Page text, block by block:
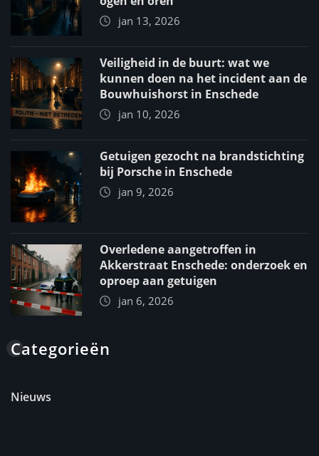
jan 13, 2026
Veiligheid in de buurt: wat we
kunnen doen na het incident aan de
Bouwhuishorst in Enschede
jan 10, 2026
Getuigen gezocht na brandstichting
bij Porsche in Enschede
jan 9, 2026
Overledene aangetroffen in
Akkerstraat Enschede: onderzoek en
oproep aan getuigen
jan 6, 2026
Categorieën
Nieuws